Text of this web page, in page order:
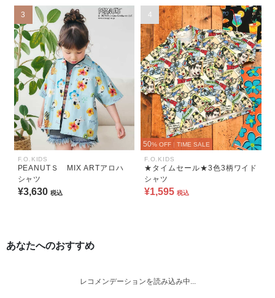
3
F.O.KIDS
PEANUTＳ MIX ARTアロハ
シャツ
¥3,630 税込
4
50% OFF | TIME SALE
F.O.KIDS
★タイムセール★3色3柄ワイド
シャツ
¥1,595 税込
あなたへのおすすめ
レコメンデーションを読み込み中...